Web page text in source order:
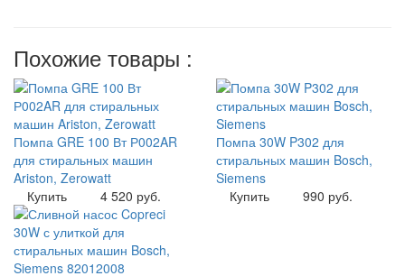
Похожие товары :
Помпа GRE 100 Вт Р002AR
для стиральных машин
Ariston, Zerowatt
Купить
4 520 руб.
Помпа 30W P302 для
стиральных машин Bosch,
Siemens
Купить
990 руб.